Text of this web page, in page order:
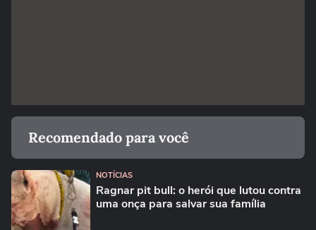
Recomendado para você
NOTÍCIAS
Ragnar pit bull: o herói que lutou contra
uma onça para salvar sua família